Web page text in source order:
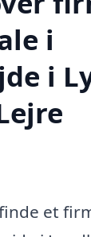
i
i
et